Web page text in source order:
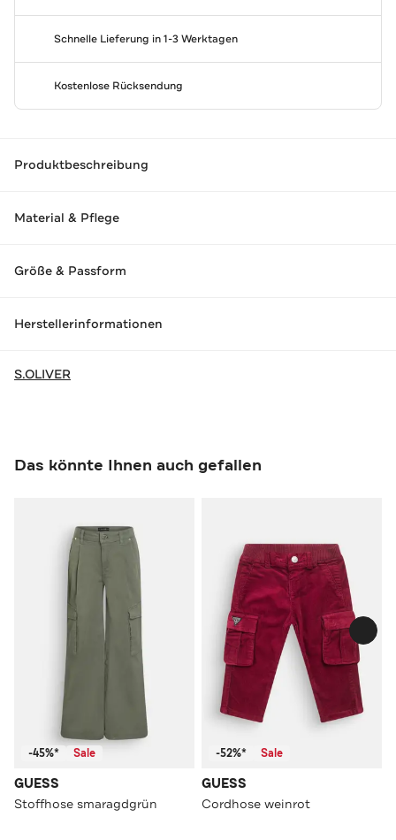
Schnelle Lieferung in 1-3 Werktagen
Kostenlose Rücksendung
Produktbeschreibung
Material & Pflege
Größe & Passform
Herstellerinformationen
S.OLIVER
Das könnte Ihnen auch gefallen
-45%* Sale
GUESS
Stoffhose smaragdgrün
-52%* Sale
GUESS
Cordhose weinrot